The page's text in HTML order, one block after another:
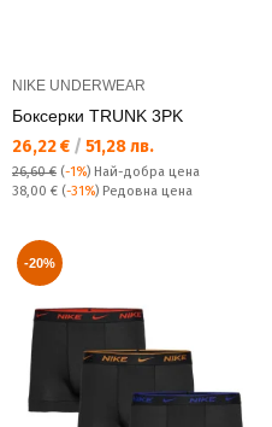
NIKE UNDERWEAR
Боксерки TRUNK 3PK
Текуща цена:
26,22 € / 51,28 лв.
26,60 € (-1%) Най-добра цена
Редовна цена:
38,00 € (-31%) Редовна цена
-20%